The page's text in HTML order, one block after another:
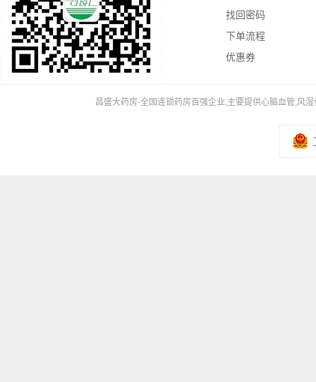
找回密码
下单流程
优惠券
昌盛大药房-全国连锁药房百强企业,主要提供心脑血管,风